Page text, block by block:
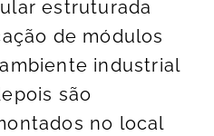
estruturada
de módulos
industrial
são
no local